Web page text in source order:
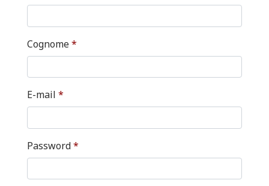
Cognome*
E-mail *
Password*